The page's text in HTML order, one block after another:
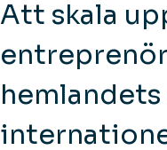
Att skala
hemlandets